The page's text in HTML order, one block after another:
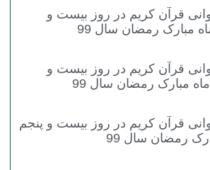
قرآن کریم در روز بیست و
مبارک رمضان سال 99
قرآن کریم در روز بیست و
مبارک رمضان سال 99
قرآن کریم در روز بیست و پنجم
رمضان سال 99